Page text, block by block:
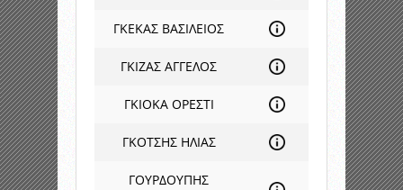
ΓΚΕΚΑΣ ΒΑΣΙΛΕΙΟΣ
ΓΚΙΖΑΣ ΑΓΓΕΛΟΣ
ΓΚΙΟΚΑ ΟΡΕΣΤΙ
ΓΚΟΤΣΗΣ ΗΛΙΑΣ
ΓΟΥΡΔΟΥΠΗΣ